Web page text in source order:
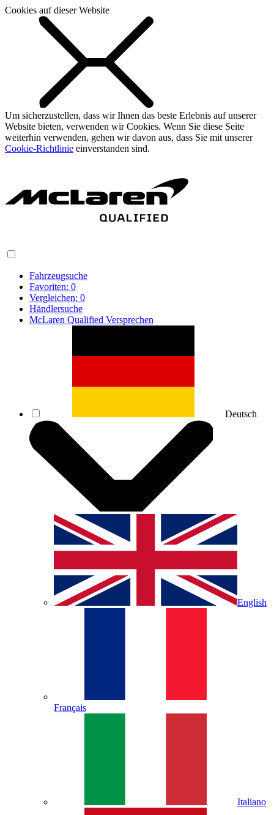
Cookies auf dieser Website
Um sicherzustellen, dass wir Ihnen das beste Erlebnis auf unserer
Website bieten, verwenden wir Cookies. Wenn Sie diese Seite
weiterhin verwenden, gehen wir davon aus, dass Sie mit unserer
Cookie-Richtlinie einverstanden sind.
Fahrzeugsuche
Favoriten: 0
Vergleichen: 0
Händlersuche
McLaren Qualified Versprechen
Deutsch
English
Français
Italiano